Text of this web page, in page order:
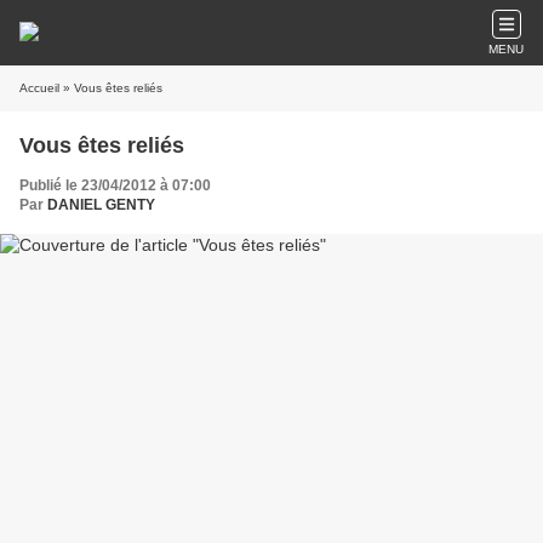
MENU
Accueil » Vous êtes reliés
Vous êtes reliés
Publié le 23/04/2012 à 07:00
Par DANIEL GENTY